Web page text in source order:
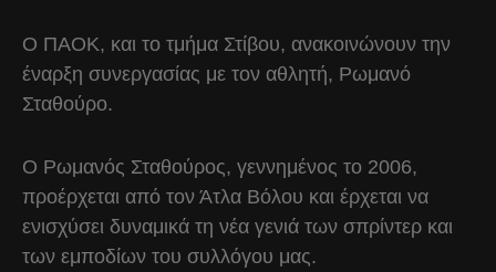
Ο ΠΑΟΚ, και το τμήμα Στίβου, ανακοινώνουν την
έναρξη συνεργασίας με τον αθλητή, Ρωμανό
Σταθούρο.
Ο Ρωμανός Σταθούρος, γεννημένος το 2006,
προέρχεται από τον Άτλα Βόλου και έρχεται να
ενισχύσει δυναμικά τη νέα γενιά των σπρίντερ και
των εμποδίων του συλλόγου μας.